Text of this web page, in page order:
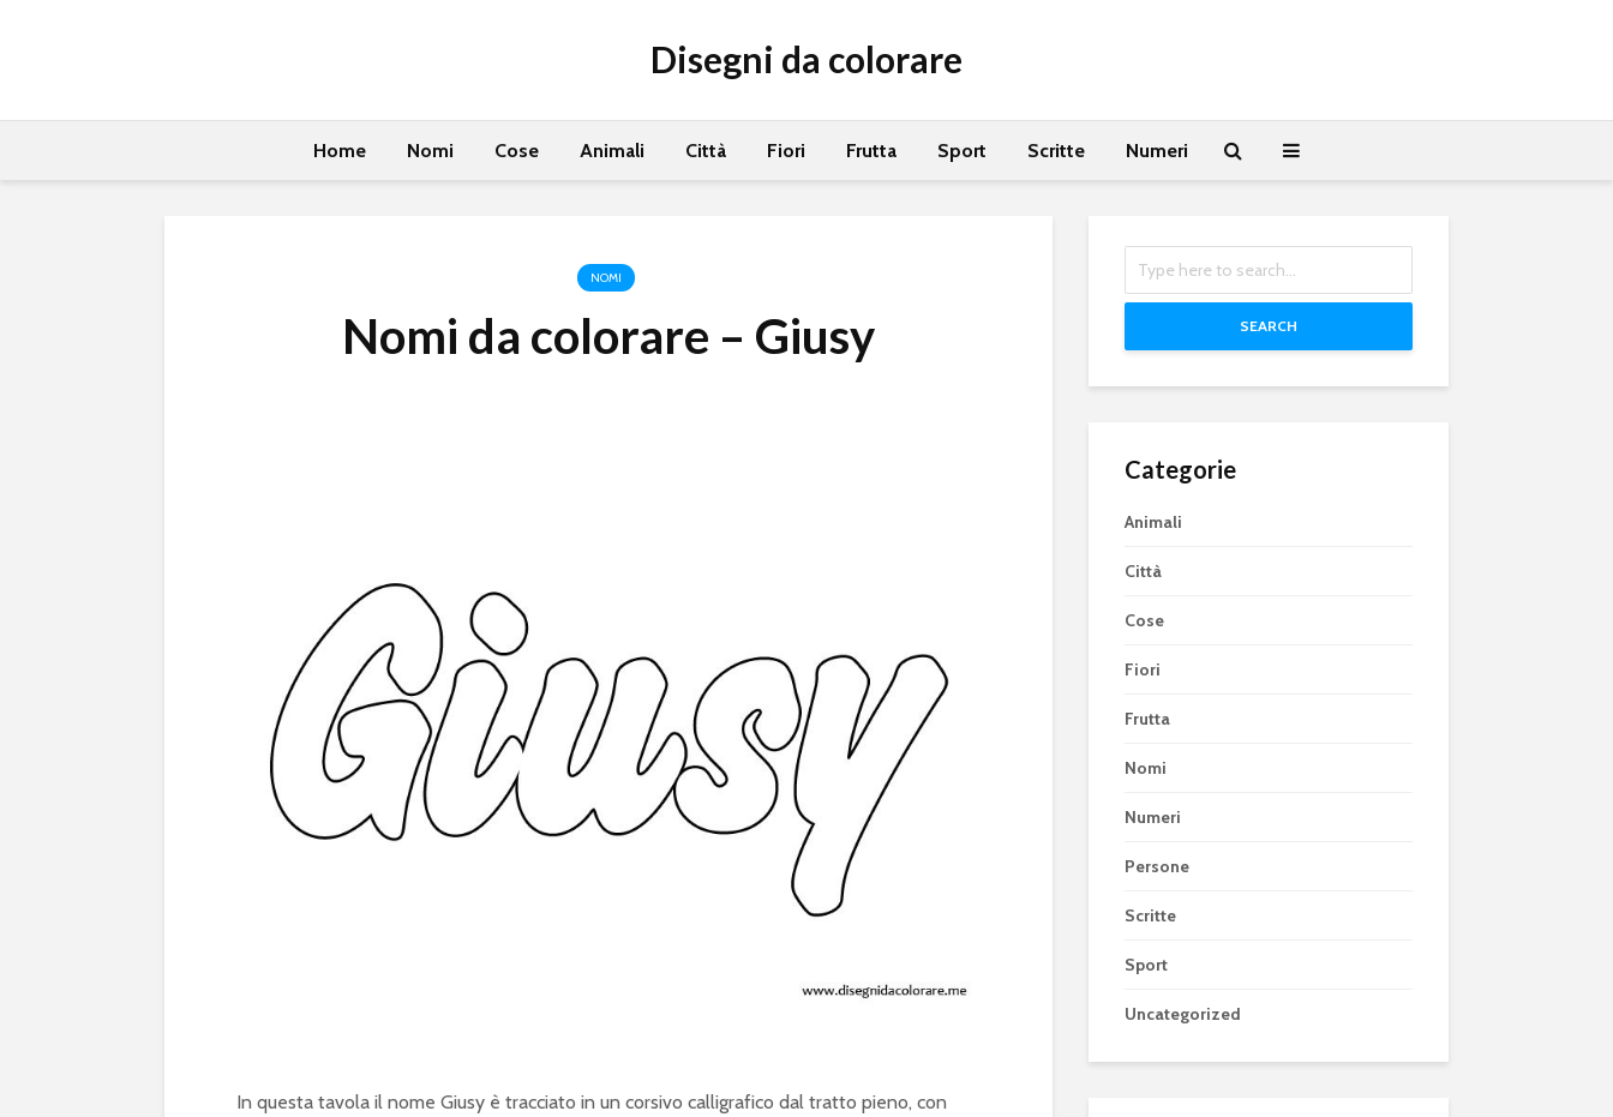
Disegni da colorare
Home Nomi Cose Animali Città Fiori Frutta Sport Scritte Numeri
NOMI
Nomi da colorare – Giusy
In questa tavola il nome Giusy è tracciato in un corsivo calligrafico dal tratto pieno, con
SEARCH
Categorie
Animali
Città
Cose
Fiori
Frutta
Nomi
Numeri
Persone
Scritte
Sport
Uncategorized